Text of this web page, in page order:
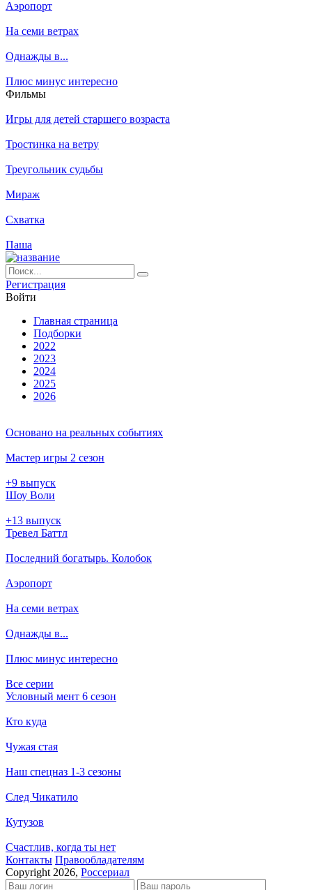
Аэропорт
На семи ветрах
Однажды в...
Плюс минус интересно
Филь­мы
Игры для детей старшего возраста
Тростинка на ветру
Треугольник судьбы
Мираж
Схватка
Паша
Ре­ги­ст­ра­ция
Вой­ти
Глав­ная стра­ни­ца
Подборки
2022
2023
2024
2025
2026
Основано на реальных событиях
Мастер игры 2 сезон
+9 выпуск
Шоу Воли
+13 выпуск
Тревел Баттл
Последний богатырь. Колобок
Аэропорт
На семи ветрах
Однажды в...
Плюс минус интересно
Все серии
Условный мент 6 сезон
Кто куда
Чужая стая
Наш спецназ 1-3 сезоны
След Чикатило
Кутузов
Счастлив, когда ты нет
Кон­так­ты Пра­во­об­ла­да­те­лям
Copyright 2026, Россериал